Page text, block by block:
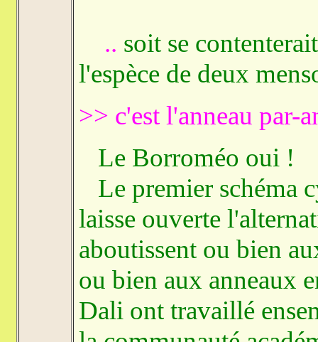
.. soit se
l'espèce de deux
>> c'est l'anneau par-
Le Borroméo oui !
Le premier schéma
laisse ouverte
aboutissent ou bien
ou bien aux anneaux
Dali ont travaillé